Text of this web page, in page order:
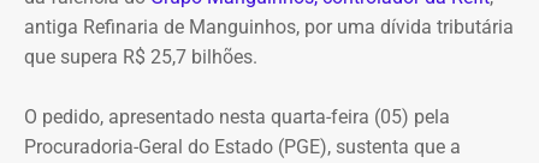
antiga Refinaria de Manguinhos, por uma dívida tributária
que supera R$ 25,7 bilhões.
O pedido, apresentado nesta quarta-feira (05) pela
Procuradoria-Geral do Estado (PGE), sustenta que a